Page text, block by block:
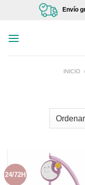
Envío
INICIO
24/72H